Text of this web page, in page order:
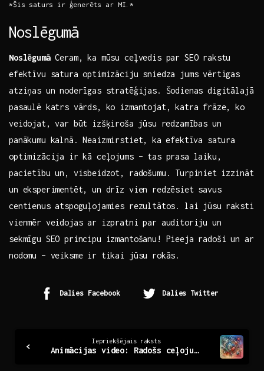
*Šis saturs ir ģenerēts ar MI.*
Noslēgumā
NoslēgumāCeram, ka mūsu ceļvedis par SEO rakstu
efektīvu satura optimizāciju sniedza‌ jums vērtīgas
atziņas un ‌noderīgas stratēģijas. Šodienas digitālajā
pasaulē katrs vārds, ko izmantojat, katra frāze, ko
veidojat, var būt izšķiroša ⁤jūsu redzamības un
panākumu kalnā. Neaizmirstiet, ka ⁣efektīva satura
optimizācija ir kā ceļojums – tas prasa laiku,
pacietību un, ‌visbeidzot, radošumu. Turpiniet⁣ izzināt
un​ eksperimentēt, un ‌drīz vien redzēsiet savus
centienus atspoguļojamies rezultātos. lai jūsu raksti
vienmēr veidojas ar izpratni par auditoriju un
sekmīgu SEO principu ​izmantošanu! Pieeja radoši un ⁣ar
nodomu – veiksme ir tikai jūsu rokās.
Dalies Facebook Dalies Twitter
Reading
Iepriekšējais raksts
Animācijas video: Radošs ceļojums uz iedvesmu un izpratni